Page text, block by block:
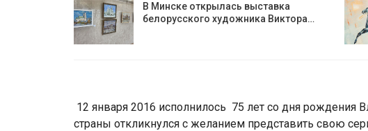
В Минске открылась выставка
белорусского художника Виктора…
12 января 2016 исполнилось 75 лет со дня
страны откликнулся с желанием представить свою